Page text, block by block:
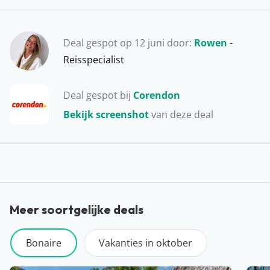
Deal gespot op 12 juni door: Rowen -
Reisspecialist
Deal gespot bij Corendon
Bekijk screenshotvan deze deal
snorkelset mee naar Bonaire, want dit eiland staat
Waar wacht je nog op?
Meer soortgelijke deals
Bonaire Vakanties in oktober